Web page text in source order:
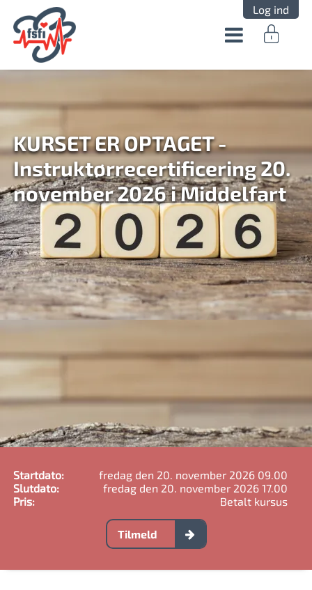
Log ind
KURSET ER OPTAGET -
Instruktørrecertificering 20.
november 2026 i Middelfart
Startdato:
fredag den 20. november 2026 09.00
Slutdato:
fredag den 20. november 2026 17.00
Pris:
Betalt kursus
Tilmeld